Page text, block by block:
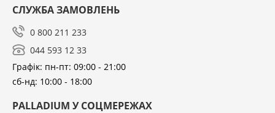
подряпинам на підлозі.
СЛУЖБА ЗАМОВЛЕНЬ
0 800 211 233
044 593 12 33
Графік: пн-пт: 09:00 - 21:00
сб-нд: 10:00 - 18:00
PALLADIUM У СОЦМЕРЕЖАХ